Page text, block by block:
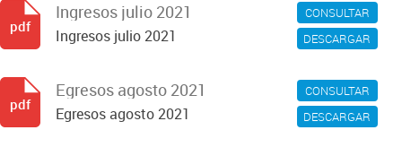
CONSULTAR
DESCARGAR
Ingresos julio 2021
Ingresos julio 2021
pdf
CONSULTAR
DESCARGAR
Egresos agosto 2021
Egresos agosto 2021
pdf